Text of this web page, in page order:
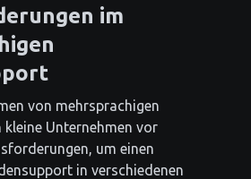
im
von mehrsprachigen
Unternehmen vor
um einen
in verschiedenen